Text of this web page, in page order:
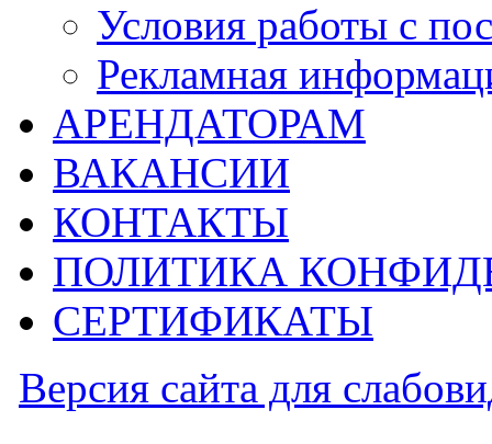
Условия работы с
Рекламная
АРЕНДАТОРАМ
ВАКАНСИИ
КОНТАКТЫ
ПОЛИТИКА
СЕРТИФИКАТЫ
Версия сайта для